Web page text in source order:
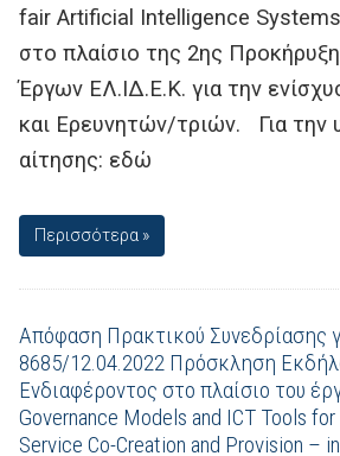
fair Artificial Intelligence
στο πλαίσιο της 2ης
Έργων ΕΛ.ΙΔ.Ε.Κ. για την
και Ερευνητών/τριών. Για την
αίτησης: εδώ
Περισσότερα »
Απόφαση Πρακτικού Συνεδρίασης
8685/12.04.2022 Πρόσκληση
Ενδιαφέροντος στο πλαίσιο του
Governance Models and ICT Tools
Service Co-Creation and Provision –